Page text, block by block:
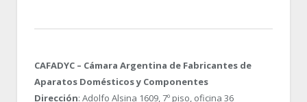
CAFADYC – Cámara Argentina de Fabricantes de
Aparatos Domésticos y Componentes
Dirección: Adolfo Alsina 1609, 7º piso, oficina 36